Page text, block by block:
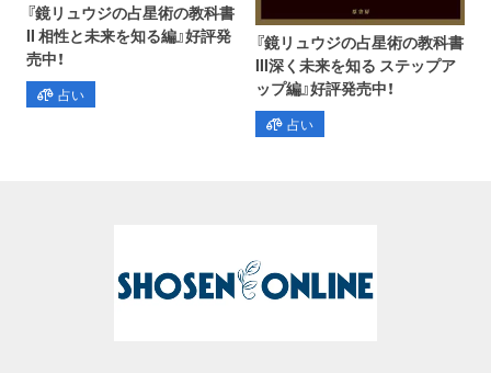
『鏡リュウジの占星術の教科書
II 相性と未来を知る編』好評発
売中！
占い
『鏡リュウジの占星術の教科書
III深く未来を知る ステップア
ップ編』好評発売中！
占い